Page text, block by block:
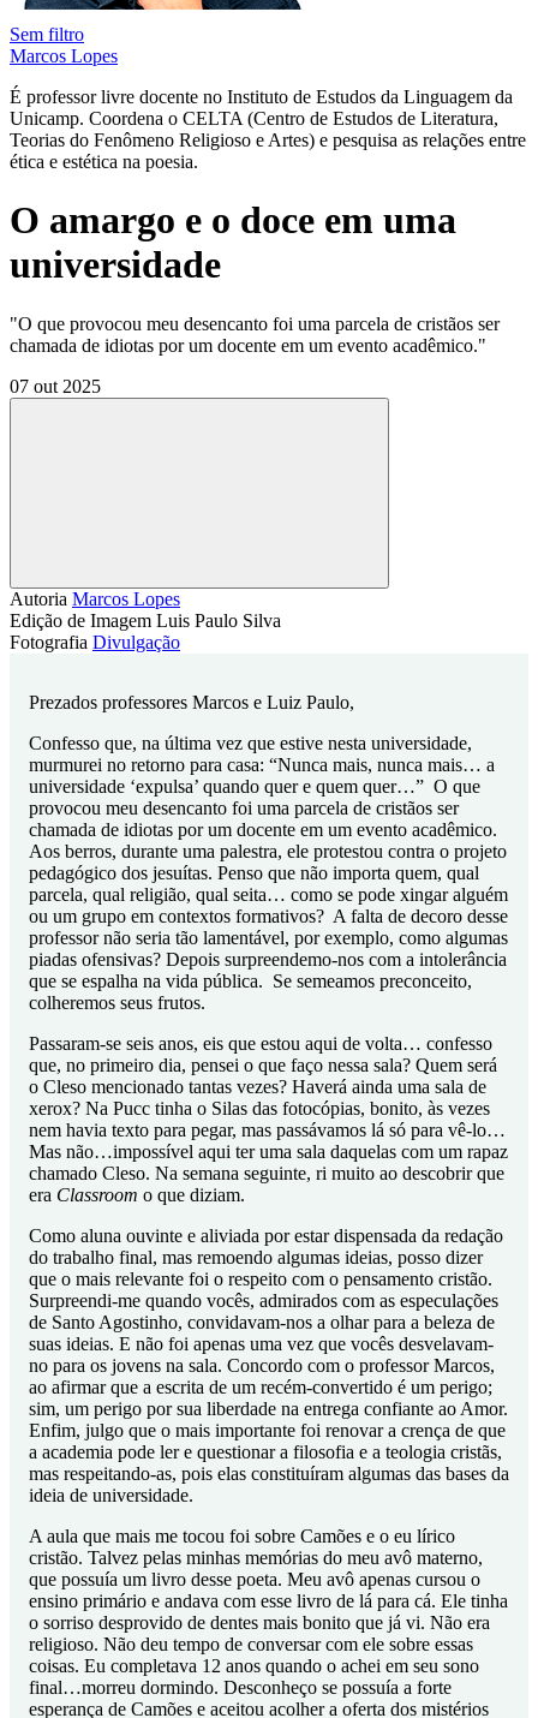
Sem filtro
Marcos Lopes
É professor livre docente no Instituto de Estudos da Linguagem da
Unicamp. Coordena o CELTA (Centro de Estudos de Literatura,
Teorias do Fenômeno Religioso e Artes) e pesquisa as relações entre
ética e estética na poesia.
O amargo e o doce em uma
universidade
"O que provocou meu desencanto foi uma parcela de cristãos ser
chamada de idiotas por um docente em um evento acadêmico."
07 out 2025
Compartilhar
Autoria Marcos Lopes
Edição de Imagem Luis Paulo Silva
Fotografia Divulgação
Prezados professores Marcos e Luiz Paulo,
Confesso que, na última vez que estive nesta universidade,
murmurei no retorno para casa: “Nunca mais, nunca mais… a
universidade ‘expulsa’ quando quer e quem quer…” O que
provocou meu desencanto foi uma parcela de cristãos ser
chamada de idiotas por um docente em um evento acadêmico.
Aos berros, durante uma palestra, ele protestou contra o projeto
pedagógico dos jesuítas. Penso que não importa quem, qual
parcela, qual religião, qual seita… como se pode xingar alguém
ou um grupo em contextos formativos? A falta de decoro desse
professor não seria tão lamentável, por exemplo, como algumas
piadas ofensivas? Depois surpreendemo-nos com a intolerância
que se espalha na vida pública. Se semeamos preconceito,
colheremos seus frutos.
Passaram-se seis anos, eis que estou aqui de volta… confesso
que, no primeiro dia, pensei o que faço nessa sala? Quem será
o Cleso mencionado tantas vezes? Haverá ainda uma sala de
xerox? Na Pucc tinha o Silas das fotocópias, bonito, às vezes
nem havia texto para pegar, mas passávamos lá só para vê-lo…
Mas não…impossível aqui ter uma sala daquelas com um rapaz
chamado Cleso. Na semana seguinte, ri muito ao descobrir que
era Classroom o que diziam.
Como aluna ouvinte e aliviada por estar dispensada da redação
do trabalho final, mas remoendo algumas ideias, posso dizer
que o mais relevante foi o respeito com o pensamento cristão.
Surpreendi-me quando vocês, admirados com as especulações
de Santo Agostinho, convidavam-nos a olhar para a beleza de
suas ideias. E não foi apenas uma vez que vocês desvelavam-
no para os jovens na sala. Concordo com o professor Marcos,
ao afirmar que a escrita de um recém-convertido é um perigo;
sim, um perigo por sua liberdade na entrega confiante ao Amor.
Enfim, julgo que o mais importante foi renovar a crença de que
a academia pode ler e questionar a filosofia e a teologia cristãs,
mas respeitando-as, pois elas constituíram algumas das bases da
ideia de universidade.
A aula que mais me tocou foi sobre Camões e o eu lírico
cristão. Talvez pelas minhas memórias do meu avô materno,
que possuía um livro desse poeta. Meu avô apenas cursou o
ensino primário e andava com esse livro de lá para cá. Ele tinha
o sorriso desprovido de dentes mais bonito que já vi. Não era
religioso. Não deu tempo de conversar com ele sobre essas
coisas. Eu completava 12 anos quando o achei em seu sono
final…morreu dormindo. Desconheço se possuía a forte
esperança de Camões e aceitou acolher a oferta dos mistérios